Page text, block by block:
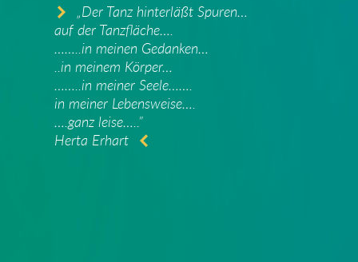
„Der Tanz hinterläßt Spuren…
auf der Tanzfläche….
……..in meinen Gedanken…
..in meinem Körper…
……..in meiner Seele…….
in meiner Lebensweise….
….ganz leise…..”
Herta Erhart